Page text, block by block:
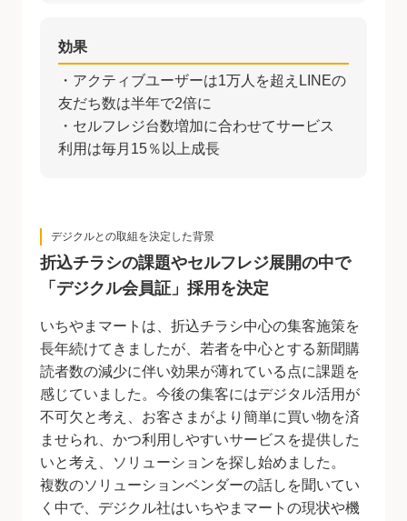
効果
・アクティブユーザーは1万人を超えLINEの
友だち数は半年で2倍に
・セルフレジ台数増加に合わせてサービス
利用は毎月15％以上成長
デジクルとの取組を決定した背景
折込チラシの課題やセルフレジ展開の中で
「デジクル会員証」採用を決定
いちやまマートは、折込チラシ中心の集客施策を
長年続けてきましたが、若者を中心とする新聞購
読者数の減少に伴い効果が薄れている点に課題を
感じていました。今後の集客にはデジタル活用が
不可欠と考え、お客さまがより簡単に買い物を済
ませられ、かつ利用しやすいサービスを提供した
いと考え、ソリューションを探し始めました。
複数のソリューションベンダーの話しを聞いてい
く中で、デジクル社はいちやまマートの現状や機